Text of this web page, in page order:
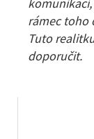
rámec toho
Tuto
doporučit.